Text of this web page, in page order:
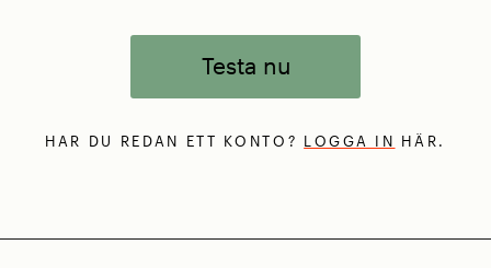
Testa nu
HAR DU REDAN ETT KONTO? LOGGA IN HÄR.